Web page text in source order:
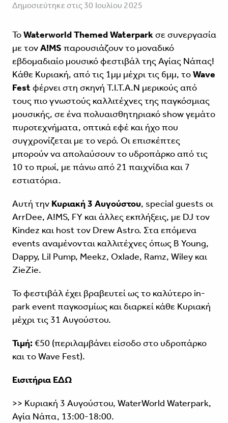
Δημοσιεύτηκε στις 30 Ιουλίου 2025
ΤοWaterworld Themed Waterparkσε συνεργασία
με τονA!MS παρουσιάζουν το μοναδικό
εβδομαδιαίο μουσικό φεστιβάλ της Αγίας Νάπας!
Κάθε Κυριακή, από τις 1μμ μέχρι τις 6μμ, τοWave
Festφέρνει στη σκηνή T.I.T.A.N μερικούς από
τους πιο γνωστούς καλλιτέχνες της παγκόσμιας
μουσικής, σε ένα πολυαισθητηριακό show γεμάτο
πυροτεχνήματα, οπτικά εφέ και ήχο που
συγχρονίζεται με το νερό. Οι επισκέπτες
μπορούν να απολαύσουν το υδροπάρκο από τις
10 το πρωί, με πάνω από 21 παιχνίδια και 7
εστιατόρια.
Αυτή την Κυριακή 3 Αυγούστου, special guests οι
ArrDee, A!MS, FY και άλλες εκπλήξεις, με DJ τον
Kindez και host τον Drew Astro. Στα επόμενα
events αναμένονται καλλιτέχνες όπως B Young,
Dappy, Lil Pump, Meekz, Oxlade, Ramz, Wiley και
ZieZie.
Το φεστιβάλ έχει βραβευτεί ως το καλύτερο in-
park event παγκοσμίως και διαρκεί κάθε Κυριακή
μέχρι τις 31 Αυγούστου.
Τιμή: €50 (περιλαμβάνει είσοδο στο υδροπάρκο
και το Wave Fest).
Εισιτήρια ΕΔΩ
>> Κυριακή 3 Αυγούστου, WaterWorld Waterpark,
Αγία Νάπα, 13:00-18:00.